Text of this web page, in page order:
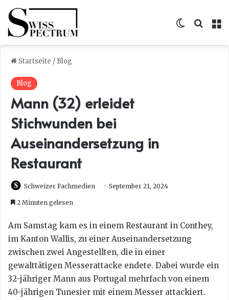
Skin
Startseite / Blog
Blog
Mann (32) erleidet
Stichwunden bei
Auseinandersetzung in
Restaurant
Schweizer Fachmedien September 21, 2024
2 Minuten gelesen
Am Samstag kam es in einem Restaurant in Conthey,
im Kanton Wallis, zu einer Auseinandersetzung
zwischen zwei Angestellten, die in einer
gewalttätigen Messerattacke endete. Dabei wurde ein
32-jähriger Mann aus Portugal mehrfach von einem
40-jährigen Tunesier mit einem Messer attackiert.